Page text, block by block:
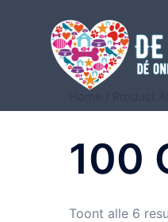
100
Toont alle 6